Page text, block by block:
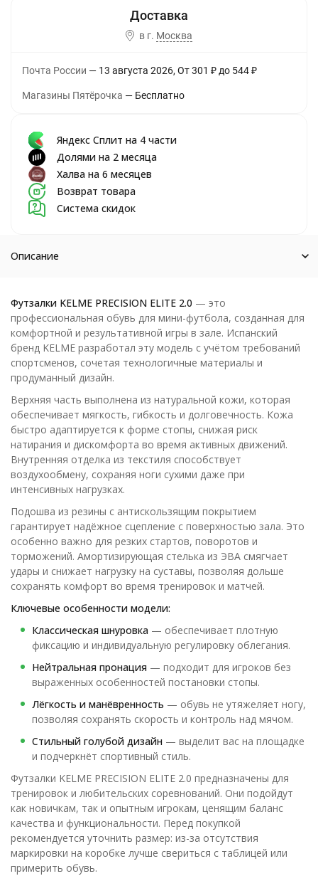
в г. Москва
Почта России 13 августа 2026 От 301 ₽до 544₽
Магазины Пятёрочка Бесплатно
Яндекс Сплит на 4 части
Долями на 2 месяца
Халва на 6 месяцев
Возврат товара
Система скидок
Описание
Футзалки KELME PRECISION ELITE 2.0 — это
профессиональная обувь для мини-футбола, созданная для
комфортной и результативной игры в зале. Испанский
бренд KELME разработал эту модель с учётом требований
спортсменов, сочетая технологичные материалы и
продуманный дизайн.
Верхняя часть выполнена из натуральной кожи, которая
обеспечивает мягкость, гибкость и долговечность. Кожа
быстро адаптируется к форме стопы, снижая риск
натирания и дискомфорта во время активных движений.
Внутренняя отделка из текстиля способствует
воздухообмену, сохраняя ноги сухими даже при
интенсивных нагрузках.
Подошва из резины с антискользящим покрытием
гарантирует надёжное сцепление с поверхностью зала. Это
особенно важно для резких стартов, поворотов и
торможений. Амортизирующая стелька из ЭВА смягчает
удары и снижает нагрузку на суставы, позволяя дольше
сохранять комфорт во время тренировок и матчей.
Ключевые особенности модели:
Классическая шнуровка — обеспечивает плотную
фиксацию и индивидуальную регулировку облегания.
Нейтральная пронация — подходит для игроков без
выраженных особенностей постановки стопы.
Лёгкость и манёвренность — обувь не утяжеляет ногу,
позволяя сохранять скорость и контроль над мячом.
Стильный голубой дизайн — выделит вас на площадке
и подчеркнёт спортивный стиль.
Футзалки KELME PRECISION ELITE 2.0 предназначены для
тренировок и любительских соревнований. Они подойдут
как новичкам, так и опытным игрокам, ценящим баланс
качества и функциональности. Перед покупкой
рекомендуется уточнить размер: из-за отсутствия
маркировки на коробке лучше свериться с таблицей или
примерить обувь.